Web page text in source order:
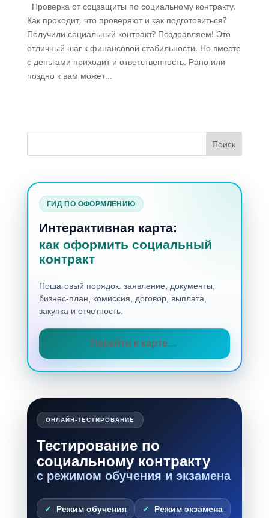
Проверка от соцзащиты по социальному контракту.
Как проходит, что проверяют и как подготовиться?
Получили социальный контракт? Поздравляем! Это
отличный шаг к финансовой стабильности. Но вместе
с деньгами приходит и ответственность. Рано или
поздно к вам может...
ГИД ПО ОФОРМЛЕНИЮ
Интерактивная карта:
как оформить социальный
контракт
Пошаговый порядок: заявление, документы,
бизнес-план, комиссия, договор, выплата,
закупка и отчетность.
Перейти к карте
ОНЛАЙН-ТЕСТИРОВАНИЕ
Тестирование по
социальному контракту
с режимом обучения и экзамена
Режим обучения Режим экзамена